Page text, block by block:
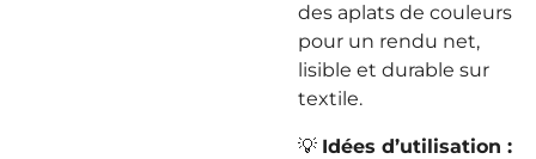
des aplats de couleurs
pour un rendu net,
lisible et durable sur
textile.
💡 Idées d’utilisation :